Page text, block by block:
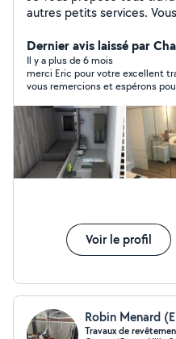
autres petits services.
Dernier avis laissé par
Il y a plus de 6 mois
merci Eric pour votre excellent
vous remercions et espérons
Voir le profil
Travaux de